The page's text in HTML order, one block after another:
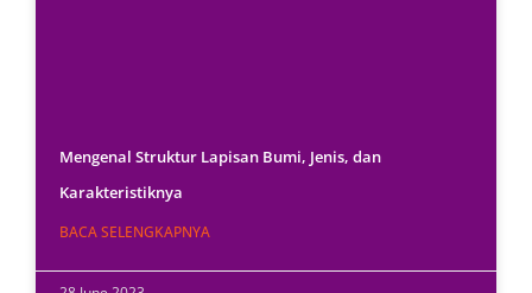
Mengenal Struktur Lapisan Bumi, Jenis, dan
Karakteristiknya
BACA SELENGKAPNYA